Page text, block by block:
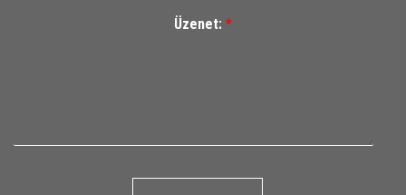
Üzenet: *